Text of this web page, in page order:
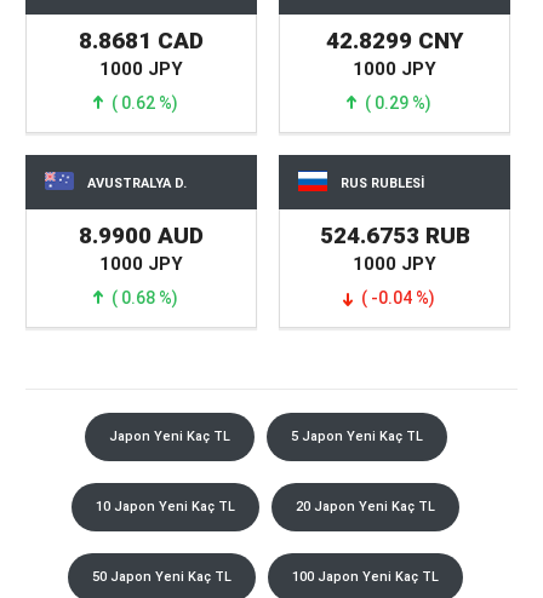
8.8681 CAD
1000 JPY
( 0.62 %)
42.8299 CNY
1000 JPY
( 0.29 %)
AVUSTRALYA D.
8.9900 AUD
1000 JPY
( 0.68 %)
RUS RUBLESİ
524.6753 RUB
1000 JPY
( -0.04 %)
Japon Yeni Kaç TL 5 Japon Yeni Kaç TL
10 Japon Yeni Kaç TL 20 Japon Yeni Kaç TL
50 Japon Yeni Kaç TL 100 Japon Yeni Kaç TL